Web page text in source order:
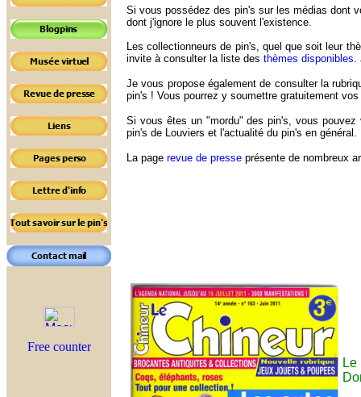
Si vous possédez des pin's sur les médias dont
dont j'ignore le plus souvent l'existence.
Les collectionneurs de pin's, quel que soit leur
invite à consulter la liste des thèmes disponibles.
Je vous propose également de consulter la
pin's ! Vous pourrez y soumettre gratuitement
Si vous êtes un "mordu" des pin's, vous
pin's de Louviers et l'actualité du pin's en
La page revue de presse présente de nombreux